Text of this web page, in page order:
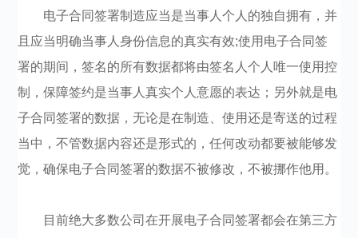
电子合同签署制造应当是当事人个人的独自拥有，并
且应当明确当事人身份信息的真实有效;使用电子合同签
署的期间，签名的所有数据都将由签名人个人唯一使用控
制，保障签约是当事人真实个人意愿的表达；另外就是电
子合同签署的数据，无论是在制造、使用还是寄送的过程
当中，不管数据内容还是形式的，任何改动都要被能够发
觉，确保电子合同签署的数据不被修改，不被挪作他用。
目前绝大多数公司在开展电子合同签署都会在第三方